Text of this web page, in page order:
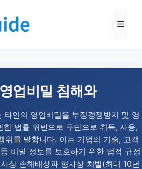
업비밀 침해와
타인의 영업비밀을 부정경쟁방지 및 영
한 법률 위반으로 무단으로 취득, 사용,
위를 말합니다. 이는 기업의 기술, 고객
비밀 정보를 보호하기 위한 법적 규정
상 손해배상과 형사상 처벌(최대 10년